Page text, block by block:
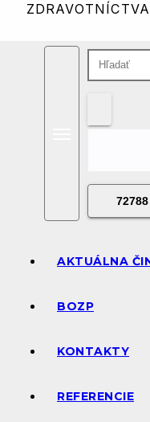
AKTUÁLNA
BOZP
KONTAKTY
REFERENCIE